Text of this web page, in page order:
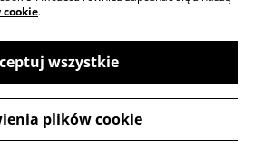
Cookie Policy
.
wszystkie
plików cookie